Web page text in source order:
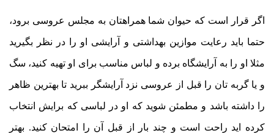
اگر قرار است که حیوان شما همراهتان به مجلس عروسی برود،
حتما باید رعایت موازین بهداشتی و آرایشی او را در نظر بگیرید
مثلا او را به آرایشگاه برده و لباس مناسب برای او تهیه کنید، سگ
و یا گربه تان را قبل از عروسی نزد آرایشگر ببرید تا بهترین ظاهر
را داشته باشد و مطمئن شوید که او در لباسی که برایش انتخاب
کرده اید راحت است و چند بار از قبل آن را امتحان کنید. بهتر